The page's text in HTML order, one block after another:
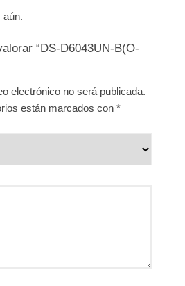
aún.
“DS-D6043UN-B(O-
electrónico no será publicada.
están marcados con*